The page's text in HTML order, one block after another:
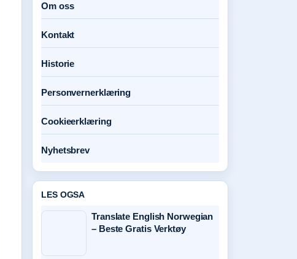
Om oss
Kontakt
Historie
Personvernerklæring
Cookieerklæring
Nyhetsbrev
LES OGSA
Translate English Norwegian
– Beste Gratis Verktøy